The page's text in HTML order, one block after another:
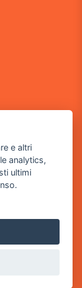
e altri
analytics,
ultimi